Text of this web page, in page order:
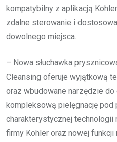
kompatybilny z aplikacją
zdalne sterowanie i
dowolnego miejsca.
– Nowa słuchawka
Cleansing oferuje wyjątkową
oraz wbudowane narzędzie
kompleksową pielęgnację pod
charakterystycznej
firmy Kohler oraz nowej